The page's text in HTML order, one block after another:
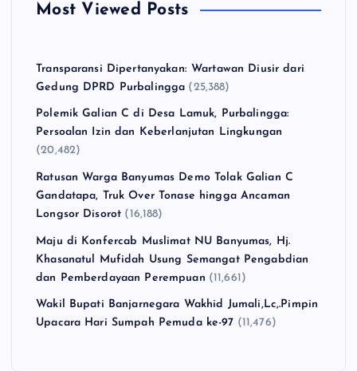
Most Viewed Posts
Transparansi Dipertanyakan: Wartawan Diusir dari
Gedung DPRD Purbalingga (25,388)
Polemik Galian C di Desa Lamuk, Purbalingga:
Persoalan Izin dan Keberlanjutan Lingkungan
(20,482)
Ratusan Warga Banyumas Demo Tolak Galian C
Gandatapa, Truk Over Tonase hingga Ancaman
Longsor Disorot (16,188)
Maju di Konfercab Muslimat NU Banyumas, Hj.
Khasanatul Mufidah Usung Semangat Pengabdian
dan Pemberdayaan Perempuan (11,661)
Wakil Bupati Banjarnegara Wakhid Jumali,Lc,.Pimpin
Upacara Hari Sumpah Pemuda ke-97 (11,476)